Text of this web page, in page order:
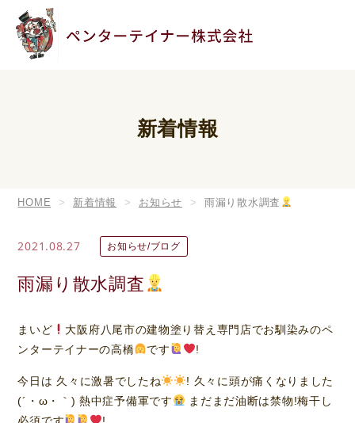
新着情報
HOME 新着情報 お知らせ 雨漏り散水調査
2021.08.27 お知らせ/ブログ
雨漏り散水調査
まいど
大阪府八尾市の建物塗り替え専門店でお馴染みのペ
ンターテイナーの高橋
です !
今日は 久々に激暑でしたね
! 久々に頭が痛くなりました
(´・ω・｀) 熱中症予備軍です
まだまだ油断は禁物!梅干し